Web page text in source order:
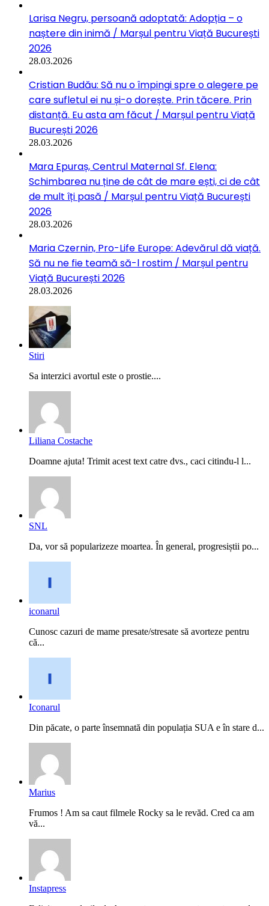
Larisa Negru, persoană adoptată: Adopția – o
naștere din inimă / Marșul pentru Viață București
2026
28.03.2026
Cristian Budău: Să nu o împingi spre o alegere pe
care sufletul ei nu și-o dorește. Prin tăcere. Prin
distanță. Eu asta am făcut / Marșul pentru Viață
București 2026
28.03.2026
Mara Epuraș, Centrul Maternal Sf. Elena:
Schimbarea nu ține de cât de mare ești, ci de cât
de mult îți pasă / Marșul pentru Viață București
2026
28.03.2026
Maria Czernin, Pro-Life Europe: Adevărul dă viață.
Să nu ne fie teamă să-l rostim / Marșul pentru
Viață București 2026
28.03.2026
Stiri
Sa interzici avortul este o prostie....
Liliana Costache
Doamne ajuta! Trimit acest text catre dvs., caci citindu-l l...
SNL
Da, vor să popularizeze moartea. În general, progresiștii po...
iconarul
Cunosc cazuri de mame presate/stresate să avorteze pentru
că...
Iconarul
Din păcate, o parte însemnată din populația SUA e în stare d...
Marius
Frumos ! Am sa caut filmele Rocky sa le revăd. Cred ca am
vă...
Instapress